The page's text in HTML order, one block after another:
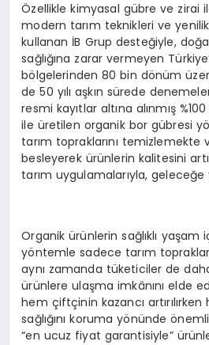
Özellikle kimyasal gübre ve zirai
modern tarım teknikleri ve
kullanan İB Grup desteğiyle,
sağlığına zarar vermeyen
bölgelerinden 80 bin dönüm
de 50 yılı aşkın sürede
resmi kayıtlar altına alınmış
ile üretilen organik bor gübresi
tarım topraklarını
besleyerek ürünlerin kalitesini
tarım uygulamalarıyla, geleceğe
Organik ürünlerin sağlıklı
yöntemle sadece tarım
aynı zamanda tüketiciler de
ürünlere ulaşma imkânını elde
hem çiftçinin kazancı
sağlığını koruma yönünde
“en ucuz fiyat garantisiyle”